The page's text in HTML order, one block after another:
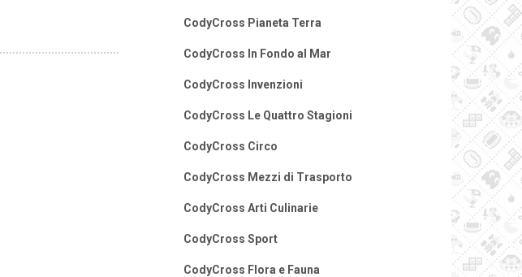
CodyCross Pianeta Terra
CodyCross In Fondo al Mar
CodyCross Invenzioni
CodyCross Le Quattro Stagioni
CodyCross Circo
CodyCross Mezzi di Trasporto
CodyCross Arti Culinarie
CodyCross Sport
CodyCross Flora e Fauna